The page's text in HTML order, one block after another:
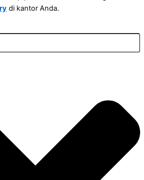
di kantor Anda.